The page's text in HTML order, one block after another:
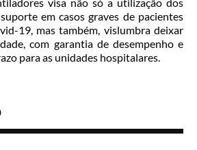
em casos graves de pacientes
19, mas também, vislumbra deixar
com garantia de desempenho e
para as unidades hospitalares.